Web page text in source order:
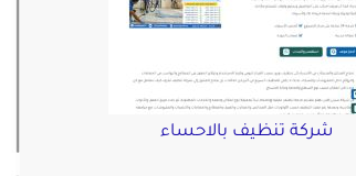
شركة تنظيف بالاحساء